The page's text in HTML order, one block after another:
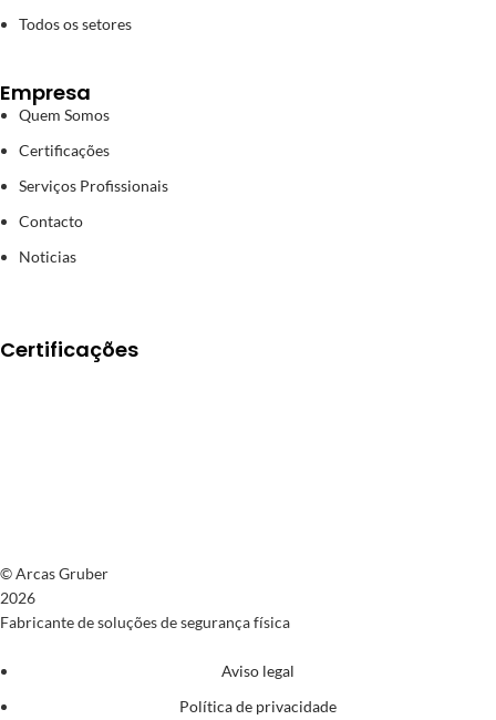
Todos os setores
Empresa
Quem Somos
Certificações
Serviços Profissionais
Contacto
Noticias
Certificações
© Arcas Gruber
2026
Fabricante de soluções de segurança física
Aviso legal
Política de privacidade